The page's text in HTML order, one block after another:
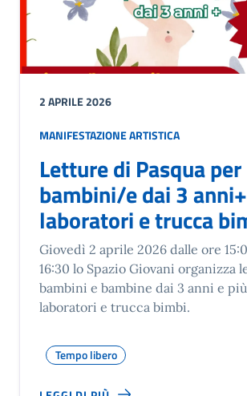
2 APRILE 2026
MANIFESTAZIONE ARTISTICA
Letture di Pasqua per
bambini/e dai 3
laboratori e trucca
Giovedì 2 aprile 2026 dalle ore
16:30 lo Spazio Giovani organizza
bambini e bambine dai 3 anni e
laboratori e trucca bimbi.
Tempo libero